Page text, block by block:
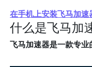
在手机上安装飞马加速
什么是飞马加
飞马加速器是一款专业